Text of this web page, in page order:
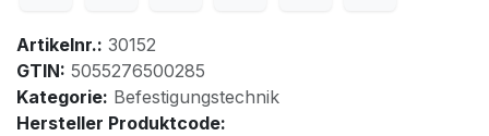
Artikelnr.: 30152
GTIN: 5055276500285
Kategorie: Befestigungstechnik
Hersteller Produktcode: